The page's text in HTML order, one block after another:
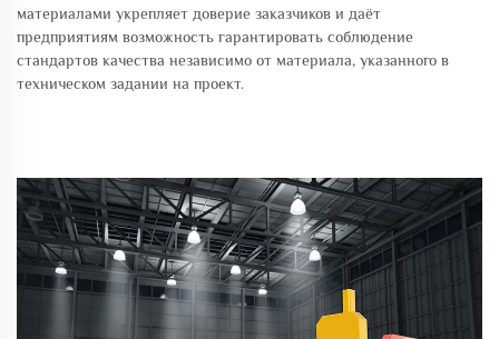
материалами укрепляет доверие заказчиков и даёт
предприятиям возможность гарантировать соблюдение
стандартов качества независимо от материала, указанного в
техническом задании на проект.